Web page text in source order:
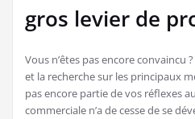
gros levier de
Vous n’êtes pas encore convaincu
et la recherche sur les principaux
pas encore partie de vos réflexes
commerciale n’a de cesse de se